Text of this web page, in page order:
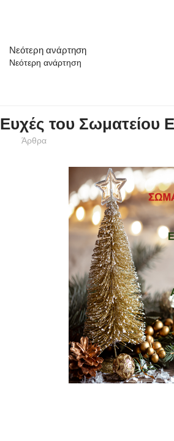
Νεότερη ανάρτηση
Νεότερη ανάρτηση
Ευχές του Σωματείου
Άρθρα